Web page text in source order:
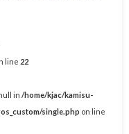
line 22
in/home/kjac/kamisu-
single.php on line